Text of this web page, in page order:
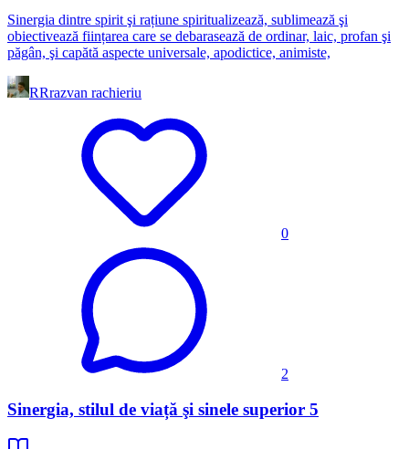
Sinergia dintre spirit şi rațiune spiritualizează, sublimează şi
obiectivează ființarea care se debarasează de ordinar, laic, profan şi
păgân, şi capătă aspecte universale, apodictice, animiste,
RRrazvan rachieriu
0
2
Sinergia, stilul de viață şi sinele superior 5